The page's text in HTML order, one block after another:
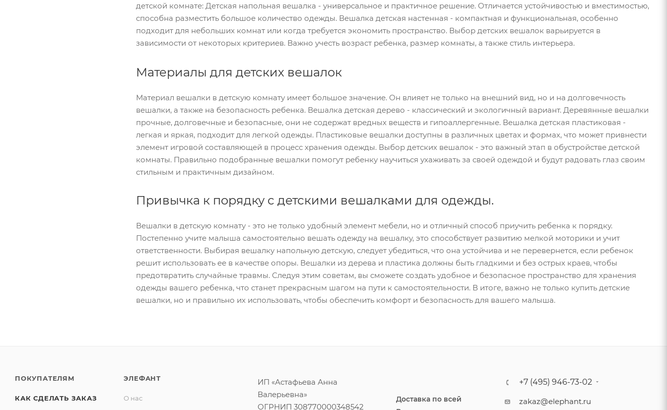
детской комнате: Детская напольная вешалка - универсальное и практичное решение. Отличается устойчивостью и вместимостью,
способна разместить большое количество одежды. Вешалка детская настенная - компактная и функциональная, особенно
подходит для небольших комнат или когда требуется экономить пространство. Выбор детских вешалок варьируется в
зависимости от некоторых критериев. Важно учесть возраст ребенка, размер комнаты, а также стиль интерьера.
Материалы для детских вешалок
Материал вешалки в детскую комнату имеет большое значение. Он влияет не только на внешний вид, но и на долговечность
вешалки, а также на безопасность ребенка. Вешалка детская дерево - классический и экологичный вариант. Деревянные вешалки
прочные, долговечные и безопасные, они не содержат вредных веществ и гипоаллергенные. Вешалка детская пластиковая -
легкая и яркая, подходит для легкой одежды. Пластиковые вешалки доступны в различных цветах и формах, что может привнести
элемент игровой составляющей в процесс хранения одежды. Выбор детских вешалок - это важный этап в обустройстве детской
комнаты. Правильно подобранные вешалки помогут ребенку научиться ухаживать за своей одеждой и будут радовать глаз своим
стильным и практичным дизайном.
Привычка к порядку с детскими вешалками для одежды.
Вешалки в детскую комнату - это не только удобный элемент мебели, но и отличный способ приучить ребенка к порядку.
Постепенно учите малыша самостоятельно вешать одежду на вешалку, это способствует развитию мелкой моторики и учит
ответственности. Выбирая вешалку напольную детскую, следует убедиться, что она устойчива и не перевернется, если ребенок
решит использовать ее в качестве опоры. Вешалки из дерева и пластика должны быть гладкими и без острых краев, чтобы
предотвратить случайные травмы. Следуя этим советам, вы сможете создать удобное и безопасное пространство для хранения
одежды вашего ребенка, что станет прекрасным шагом на пути к самостоятельности. В итоге, важно не только купить детские
вешалки, но и правильно их использовать, чтобы обеспечить комфорт и безопасность для вашего малыша.
ПОКУПАТЕЛЯМ
КАК СДЕЛАТЬ ЗАКАЗ
ЭЛЕФАНТ
О нас
ИП «Астафьева Анна
Валерьевна»
ОГРНИП 308770000348542
Доставка по всей
+7 (495) 946-73-02
zakaz@elephant.ru